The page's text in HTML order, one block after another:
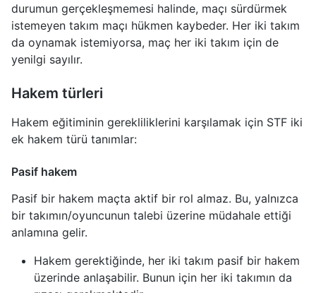
durumun gerçekleşmemesi halinde, maçı sürdürmek
istemeyen takım maçı hükmen kaybeder. Her iki takım
da oynamak istemiyorsa, maç her iki takım için de
yenilgi sayılır.
Hakem türleri
Hakem eğitiminin gerekliliklerini karşılamak için STF iki
ek hakem türü tanımlar:
Pasif hakem
Pasif bir hakem maçta aktif bir rol almaz. Bu, yalnızca
bir takımın/oyuncunun talebi üzerine müdahale ettiği
anlamına gelir.
Hakem gerektiğinde, her iki takım pasif bir hakem
üzerinde anlaşabilir. Bunun için her iki takımın da